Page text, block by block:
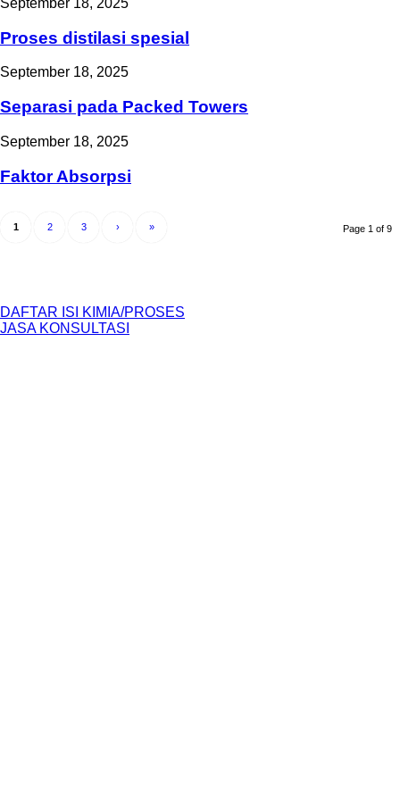
September 18, 2025
Proses distilasi spesial
September 18, 2025
Separasi pada Packed Towers
September 18, 2025
Faktor Absorpsi
Page 1 of 9
1 2 3 › »
DAFTAR ISI KIMIA/PROSES
JASA KONSULTASI